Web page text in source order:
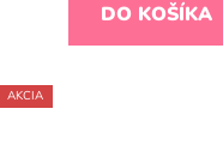
DO KOŠÍKA
AKCIA